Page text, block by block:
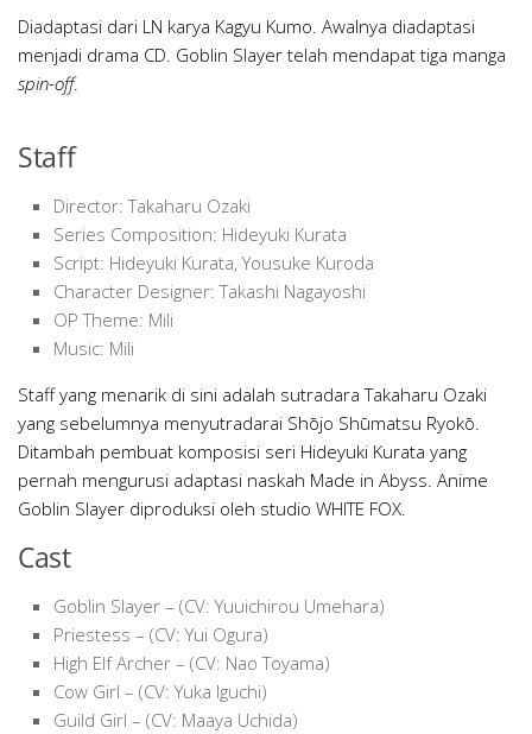
Diadaptasi dari LN karya Kagyu Kumo. Awalnya diadaptasi
menjadi drama CD. Goblin Slayer telah mendapat tiga manga
spin-off.
Staff
Director: Takaharu Ozaki
Series Composition: Hideyuki Kurata
Script: Hideyuki Kurata, Yousuke Kuroda
Character Designer: Takashi Nagayoshi
OP Theme: Mili
Music: Mili
Staff yang menarik di sini adalah sutradara Takaharu Ozaki
yang sebelumnya menyutradarai Shōjo Shūmatsu Ryokō.
Ditambah pembuat komposisi seri Hideyuki Kurata yang
pernah mengurusi adaptasi naskah Made in Abyss. Anime
Goblin Slayer diproduksi oleh studio WHITE FOX.
Cast
Goblin Slayer – (CV: Yuuichirou Umehara)
Priestess – (CV: Yui Ogura)
High Elf Archer – (CV: Nao Toyama)
Cow Girl – (CV: Yuka Iguchi)
Guild Girl – (CV: Maaya Uchida)